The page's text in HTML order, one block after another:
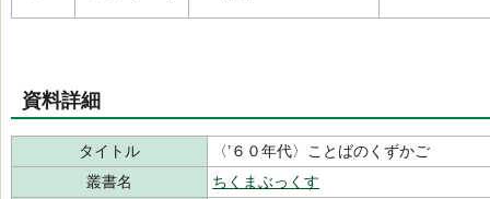
資料詳細
タイトル
〈’６０年代〉ことばのくずかご
叢書名
ちくまぶっくす